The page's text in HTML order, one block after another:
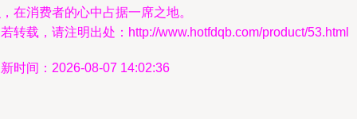
在消费者的心中占据一席之地。
转载，请注明出处：http://www.hotfdqb.com/product/53.html
时间：2026-08-07 14:02:36